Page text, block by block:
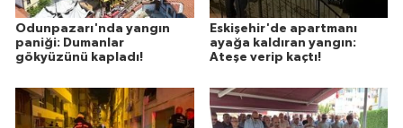
Odunpazarı'nda yangın
paniği: Dumanlar
gökyüzünü kapladı!
Eskişehir'de apartmanı
ayağa kaldıran yangın:
Ateşe verip kaçtı!